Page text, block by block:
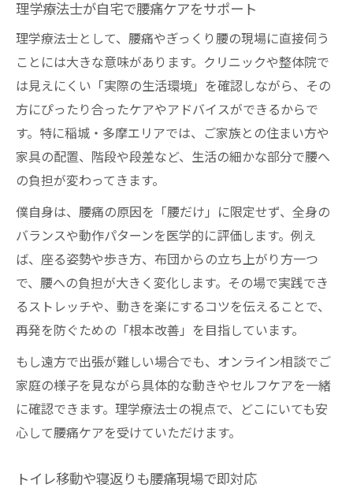
理学療法士が自宅で腰痛ケアをサポート
理学療法士として、腰痛やぎっくり腰の現場に直接伺う
ことには大きな意味があります。クリニックや整体院で
は見えにくい「実際の生活環境」を確認しながら、その
方にぴったり合ったケアやアドバイスができるからで
す。特に稲城・多摩エリアでは、ご家族との住まい方や
家具の配置、階段や段差など、生活の細かな部分で腰へ
の負担が変わってきます。
僕自身は、腰痛の原因を「腰だけ」に限定せず、全身の
バランスや動作パターンを医学的に評価します。例え
ば、座る姿勢や歩き方、布団からの立ち上がり方一つ
で、腰への負担が大きく変化します。その場で実践でき
るストレッチや、動きを楽にするコツを伝えることで、
再発を防ぐための「根本改善」を目指しています。
もし遠方で出張が難しい場合でも、オンライン相談でご
家庭の様子を見ながら具体的な動きやセルフケアを一緒
に確認できます。理学療法士の視点で、どこにいても安
心して腰痛ケアを受けていただけます。
トイレ移動や寝返りも腰痛現場で即対応